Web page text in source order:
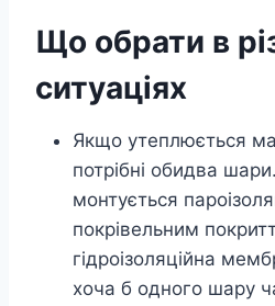
Що обрати в
ситуаціях
Якщо утеплюється
потрібні обидва
монтується
покрівельним
гідроізоляційна
хоча б одного шару